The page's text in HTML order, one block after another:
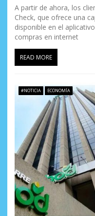
A partir de ahora, los
Check, que ofrece una
disponible en el
compras en internet
READ MORE
#NOTICIA ECONOMÍA